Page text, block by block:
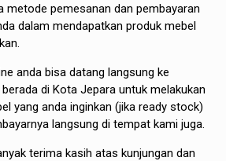
metode pemesanan dan pembayaran
dalam mendapatkan produk mebel
anda bisa datang langsung ke
di Kota Jepara untuk melakukan
yang anda inginkan (jika ready stock)
langsung di tempat kami juga.
terima kasih atas kunjungan dan